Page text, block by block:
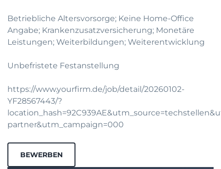
Betriebliche Altersvorsorge; Keine Home-Office
Angabe; Krankenzusatzversicherung; Monetäre
Leistungen; Weiterbildungen; Weiterentwicklung
Unbefristete Festanstellung
https://www.yourfirm.de/job/detail/20260102-
YF28567443/?
partner&utm_campaign=000
BEWERBEN